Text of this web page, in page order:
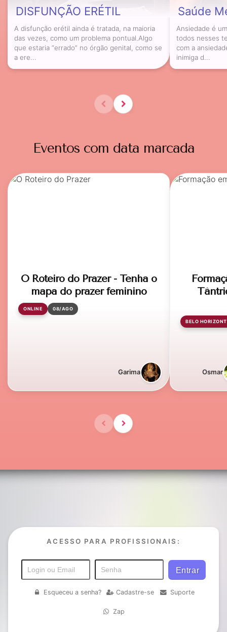
DISFUNÇÃO ERÉTIL
A disfunção erétil ainda é tratada, na maioria
das vezes, como um problema pontual.Algo
que estaria “errado” no órgão genital, como se
a ere...
Saúde
Ansiedade é
todos nesses
com a
inimiga d...
Eventos com data marcada
O Roteiro do Prazer - Tenha o
mapa do prazer feminino
ONLINE 08/AGO
Garima
BELO
Osmar
ACESSO PARA PROFISSIONAIS:
Esqueceu a senha? Cadastre-se Suporte
Zap